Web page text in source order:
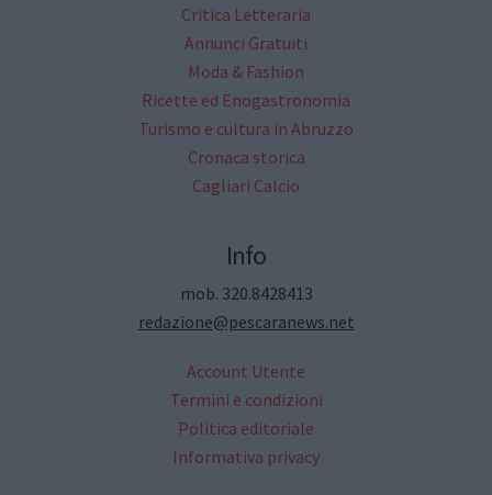
Critica Letteraria
Annunci Gratuiti
Moda & Fashion
Ricette ed Enogastronomia
Turismo e cultura in Abruzzo
Cronaca storica
Cagliari Calcio
Info
mob. 320.8428413
redazione@pescaranews.net
Account Utente
Termini e condizioni
Politica editoriale
Informativa privacy